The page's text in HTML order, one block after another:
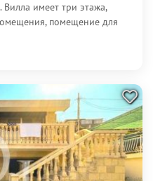
имеет три этажа,
помещение для